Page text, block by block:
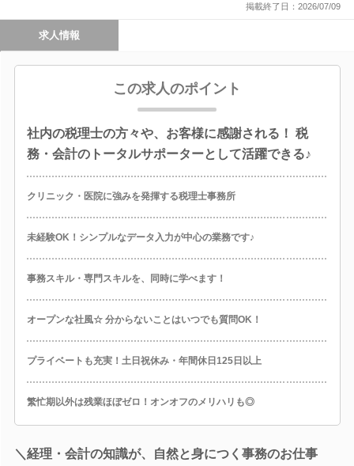
掲載終了日：2026/07/09
求人情報
この求人のポイント
社内の税理士の方々や、お客様に感謝される！ 税
務・会計のトータルサポーターとして活躍できる♪
クリニック・医院に強みを発揮する税理士事務所
未経験OK！シンプルなデータ入力が中心の業務です♪
事務スキル・専門スキルを、同時に学べます！
オープンな社風☆ 分からないことはいつでも質問OK！
プライベートも充実！土日祝休み・年間休日125日以上
繁忙期以外は残業ほぼゼロ！オンオフのメリハリも◎
＼経理・会計の知識が、自然と身につく事務のお仕事